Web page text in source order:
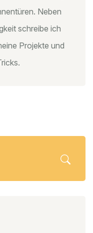
Neben
schreibe ich
Projekte und